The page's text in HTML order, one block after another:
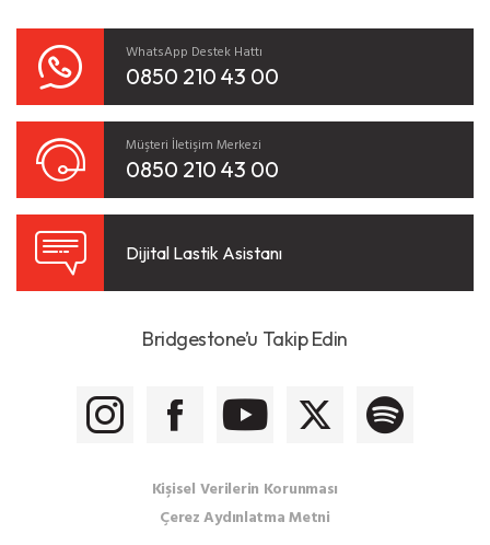
WhatsApp Destek Hattı
0850 210 43 00
Müşteri İletişim Merkezi
0850 210 43 00
Dijital Lastik Asistanı
Kişisel Verilerin Korunması
Çerez Aydınlatma Metni
Bridgestone’u Takip Edin